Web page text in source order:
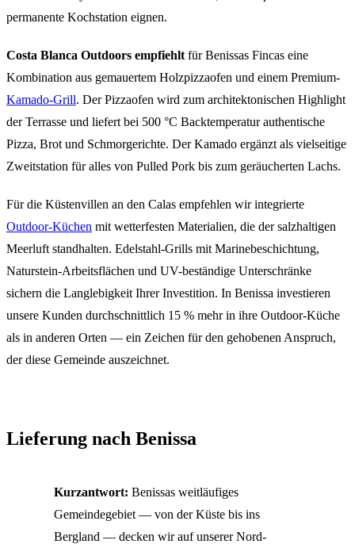
permanente Kochstation eignen.
Costa Blanca Outdoors empfiehlt für Benissas Fincas eine
Kombination aus gemauertem Holzpizzaofen und einem Premium-
Kamado-Grill. Der Pizzaofen wird zum architektonischen Highlight
der Terrasse und liefert bei 500 °C Backtemperatur authentische
Pizza, Brot und Schmorgerichte. Der Kamado ergänzt als vielseitige
Zweitstation für alles von Pulled Pork bis zum geräucherten Lachs.
Für die Küstenvillen an den Calas empfehlen wir integrierte
Outdoor-Küchen mit wetterfesten Materialien, die der salzhaltigen
Meerluft standhalten. Edelstahl-Grills mit Marinebeschichtung,
Naturstein-Arbeitsflächen und UV-beständige Unterschränke
sichern die Langlebigkeit Ihrer Investition. In Benissa investieren
unsere Kunden durchschnittlich 15 % mehr in ihre Outdoor-Küche
als in anderen Orten — ein Zeichen für den gehobenen Anspruch,
der diese Gemeinde auszeichnet.
Lieferung nach Benissa
Kurzantwort: Benissas weitläufiges
Gemeindegebiet — von der Küste bis ins
Bergland — decken wir auf unserer Nord-